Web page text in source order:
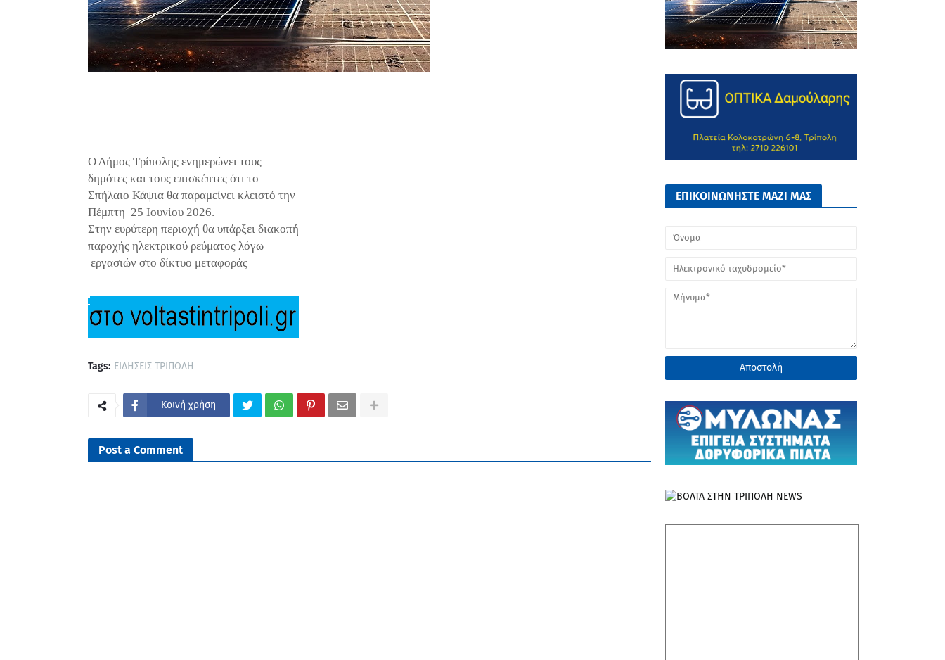
Ο Δήμος Τρίπολης ενημερώνει τους
δημότες και τους επισκέπτες ότι το
Σπήλαιο Κάψια θα παραμείνει κλειστό την
Πέμπτη 25 Ιουνίου 2026.
Στην ευρύτερη περιοχή θα υπάρξει διακοπή
παροχής ηλεκτρικού ρεύματος λόγω
εργασιών στο δίκτυο μεταφοράς
Tags: ΕΙΔΗΣΕΙΣ ΤΡΙΠΟΛΗ
Κοινή χρήση
Post a Comment
ΕΠΙΚΟΙΝΩΝΗΣΤΕ ΜΑΖΙ ΜΑΣ